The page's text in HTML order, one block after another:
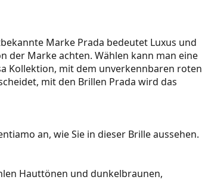
Marke Prada bedeutet Luxus und
der Marke achten. Wählen kann man eine
Kollektion, mit dem unverkennbaren roten
mit den Brillen Prada wird das
an, wie Sie in dieser Brille aussehen.
Hauttönen und dunkelbraunen,